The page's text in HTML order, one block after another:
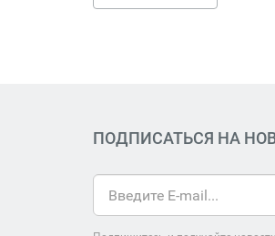
ПОДПИСАТЬСЯ НА